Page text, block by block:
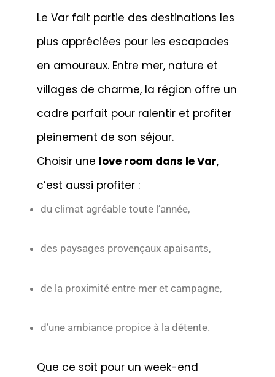
Le Var fait partie des destinations les
plus appréciées pour les escapades
en amoureux. Entre mer, nature et
villages de charme, la région offre un
cadre parfait pour ralentir et profiter
pleinement de son séjour.
Choisir une love room dans le Var,
c’est aussi profiter :
du climat agréable toute l’année,
des paysages provençaux apaisants,
de la proximité entre mer et campagne,
d’une ambiance propice à la détente.
Que ce soit pour un week-end